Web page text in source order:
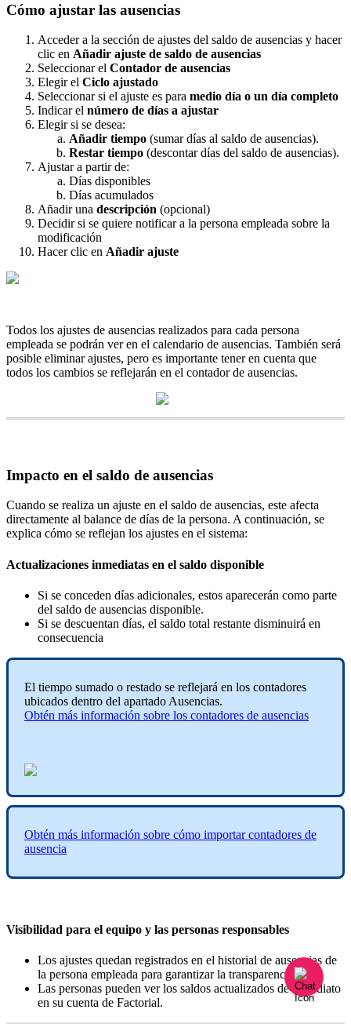
Cómo ajustar las ausencias
Acceder a la sección de ajustes del saldo de ausencias y hacer
clic en Añadir ajuste de saldo de ausencias
Seleccionar el Contador de ausencias
Elegir el Ciclo ajustado
Seleccionar si el ajuste es para medio día o un día completo
Indicar el número de días a ajustar
Elegir si se desea:
Añadir tiempo (sumar días al saldo de ausencias).
Restar tiempo (descontar días del saldo de ausencias).
Ajustar a partir de:
Días disponibles
Días acumulados
Añadir una descripción (opcional)
Decidir si se quiere notificar a la persona empleada sobre la
modificación
Hacer clic en Añadir ajuste
Todos los ajustes de ausencias realizados para cada persona
empleada se podrán ver en el calendario de ausencias. También será
posible eliminar ajustes, pero es importante tener en cuenta que
todos los cambios se reflejarán en el contador de ausencias.
Impacto en el saldo de ausencias
Cuando se realiza un ajuste en el saldo de ausencias, este afecta
directamente al balance de días de la persona. A continuación, se
explica cómo se reflejan los ajustes en el sistema:
Actualizaciones inmediatas en el saldo disponible
Si se conceden días adicionales, estos aparecerán como parte
del saldo de ausencias disponible.
Si se descuentan días, el saldo total restante disminuirá en
consecuencia
El tiempo sumado o restado se reflejará en los contadores
ubicados dentro del apartado Ausencias.
Obtén más información sobre los contadores de ausencias
Obtén más información sobre cómo importar contadores de
ausencia
Visibilidad para el equipo y las personas responsables
Los ajustes quedan registrados en el historial de ausencias de
la persona empleada para garantizar la transparencia
.
Las personas pueden ver los saldos actualizados de inmediato
en su cuenta de Factorial.